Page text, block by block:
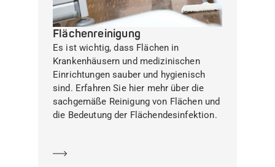
Flächenreinigung
Es ist wichtig, dass Flächen in
Krankenhäusern und medizinischen
Einrichtungen sauber und hygienisch
sind. Erfahren Sie hier mehr über die
sachgemäße Reinigung von Flächen und
die Bedeutung der Flächendesinfektion.